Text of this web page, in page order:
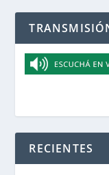
RECIENTES